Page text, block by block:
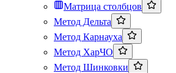
Матрица столбцов
Метод Дельта
Метод Карнауха
Метод ХарЧО
Метод Шинковки